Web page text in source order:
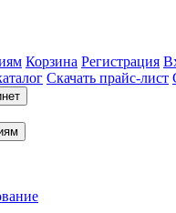
Корзина Регистрация
Скачать прайс-лист